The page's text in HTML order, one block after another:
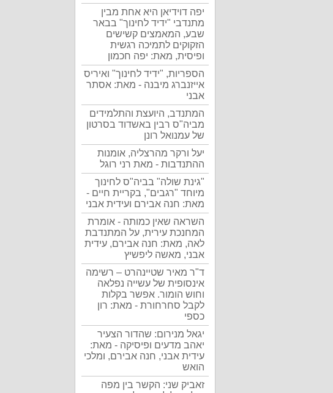
יפה דוידיאן היא אחת מבין
מתנדבי "ידיד לחינוך" בבאר
שבע, המאמצים קשישים
הזקוקים לתמיכה רגשית
ופיסית, מאת: יפה חכמון
הספריות, "ידיד לחינוך" ואיריס
אייזנברג מיבנה - מאת: אסתר
אבני
המתנדב, היועצת והתלמידים
מביה"ס רבין באשדוד בסרטון
של עמנואל רונן
יעל ורקר מהרצליה, אומנות
ההתנדבות - מאת רני רוגל
"גינת שולה" בביה"ס לחינוך
מיוחד "רגבים", בקריית חיים -
מאת: חנה אבירם ועידית אבני
השראה שאין כמותה - אומרת
המחנכת עירית, על המתנדבת
לאה, מאת: חנה אבירם, עידית
אבני, מאשה ליפשיץ
ד"ר מאיר שטיינהרט – רשימה
אינסופית של עשייה נפלאה
וחוש הומור. אפשר בקלות
לקבל סחרחורת - מאת: רון
כספי
יגאל מנירום: שהדור הצעיר
יאהב מדעים ופיסיקה - מאת:
עידית אבני, חנה אבירם, ומלכי
הואש
זאביק שני: הקשר בין מפה